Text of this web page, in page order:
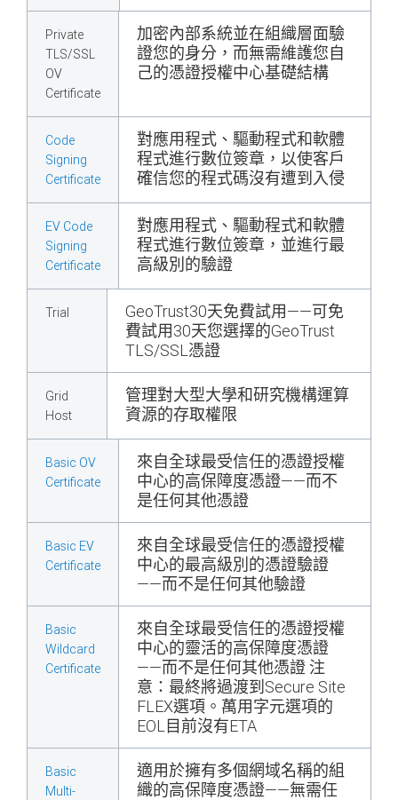
Private
TLS/SSL
OV
Certificate
加密內部系統並在組織層面驗
證您的身分，而無需維護您自
己的憑證授權中心基礎結構
Code
Signing
Certificate
對應用程式、驅動程式和軟體
程式進行數位簽章，以使客戶
確信您的程式碼沒有遭到入侵
EV Code
Signing
Certificate
對應用程式、驅動程式和軟體
程式進行數位簽章，並進行最
高級別的驗證
Trial
GeoTrust30天免費試用——可免
費試用30天您選擇的GeoTrust
TLS/SSL憑證
Grid
Host
管理對大型大學和研究機構運算
資源的存取權限
Basic OV
Certificate
來自全球最受信任的憑證授權
中心的高保障度憑證——而不
是任何其他憑證
Basic EV
Certificate
來自全球最受信任的憑證授權
中心的最高級別的憑證驗證
——而不是任何其他驗證
Basic
Wildcard
Certificate
來自全球最受信任的憑證授權
中心的靈活的高保障度憑證
——而不是任何其他憑證 注
意：最終將過渡到Secure Site
FLEX選項。萬用字元選項的
EOL目前沒有ETA
Basic
Multi-
適用於擁有多個網域名稱的組
織的高保障度憑證——無需任